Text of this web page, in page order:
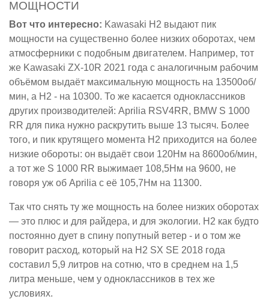
МОЩНОСТИ
Вот что интересно: Kawasaki H2 выдают пик
мощности на существенно более низких оборотах, чем
атмосферники с подобным двигателем. Например, тот
же Kawasaki ZX-10R 2021 года с аналогичным рабочим
объёмом выдаёт максимальную мощность на 13500об/
мин, а H2 - на 10300. То же касается одноклассников
других производителей: Aprilia RSV4RR, BMW S 1000
RR для пика нужно раскрутить выше 13 тысяч. Более
того, и пик крутящего момента H2 приходится на более
низкие обороты: он выдаёт свои 120Нм на 8600об/мин,
а тот же S 1000 RR выжимает 108,5Нм на 9600, не
говоря уж об Aprilia с её 105,7Нм на 11300.
Так что снять ту же мощность на более низких оборотах
— это плюс и для райдера, и для экологии. H2 как будто
постоянно дует в спину попутный ветер - и о том же
говорит расход, который на H2 SX SE 2018 года
составил 5,9 литров на сотню, что в среднем на 1,5
литра меньше, чем у одноклассников в тех же
условиях.